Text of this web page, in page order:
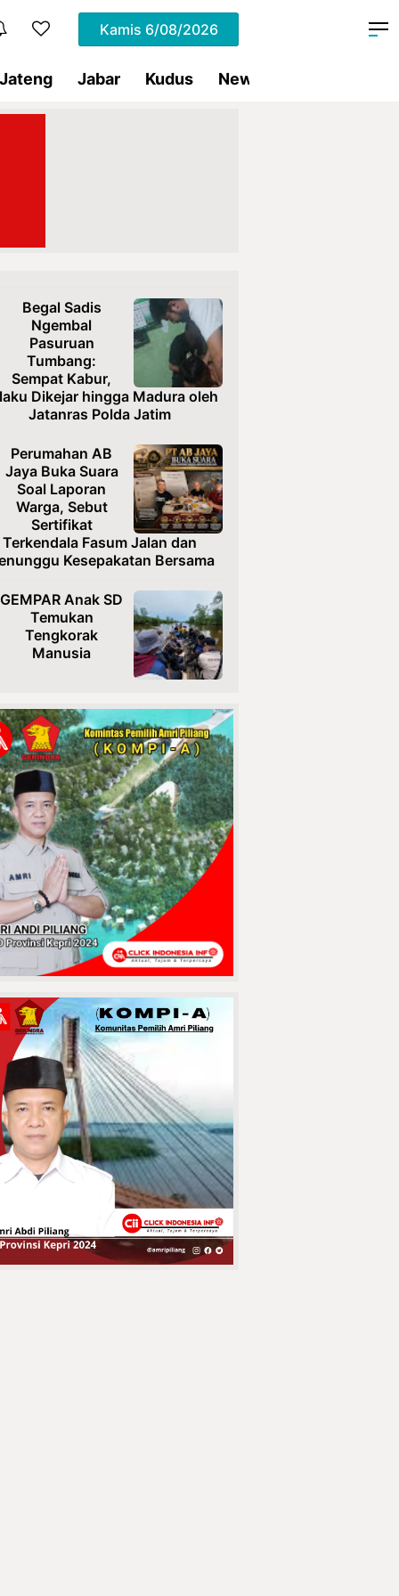
Kamis 6/08/2026
Jateng Jabar Kudus News
Begal Sadis
Ngembal
Pasuruan
Tumbang:
Sempat Kabur,
Dikejar hingga Madura oleh
Jatanras Polda Jatim
Perumahan AB
Jaya Buka Suara
Soal Laporan
Warga, Sebut
Sertifikat
Terkendala Fasum Jalan dan
Kesepakatan Bersama
GEMPAR Anak SD
Temukan
Tengkorak
Manusia
Usai Diteror,
Ketua TRINUSA
Resmi Laporkan
Ancaman ke
Polresta
Pasuruan
Terekam CCTV!
Pengurus Masjid
Alzayn 1
Tembilahan Kasih
Ultimatum
Sendal, Kasihan Kalau
Sampai Ke Sel
MENGANGA DI
JABATA! Lubang
Jembatan Batang
Tuaka Sambar
Pengendara, Korban Berikutnya
Siapa?
Penuh Haru,
Keluarga Besar
KUA Tembilahan
Hulu Lepas
Azhari Hasan